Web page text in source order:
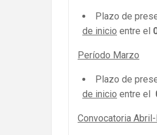
Plazo de
de inicio entre el
Período Marzo
Plazo de
de inicio entre el
Convocatoria